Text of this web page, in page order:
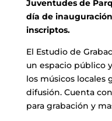
Juventudes de
día de
inscriptos.
El Estudio de
un espacio público
los músicos locales
difusión. Cuenta
para grabación y